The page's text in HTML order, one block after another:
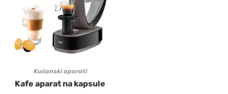
Kućanski aparati
Kafe aparat na kapsule